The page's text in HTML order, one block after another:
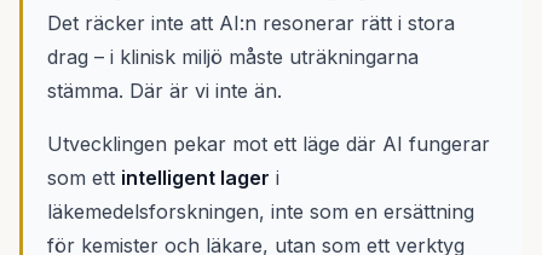
Det räcker inte att AI:n resonerar rätt i stora
drag – i klinisk miljö måste uträkningarna
stämma. Där är vi inte än.
Utvecklingen pekar mot ett läge där AI fungerar
som ett intelligent lager i
läkemedelsforskningen, inte som en ersättning
för kemister och läkare, utan som ett verktyg